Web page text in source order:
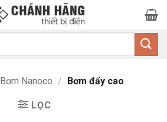
Bơm Nanoco / Bơm đẩy cao
LỌC